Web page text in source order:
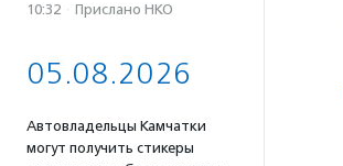
10:32 · Прислано НКО
05.08.2026
Автовладельцы Камчатки
могут получить стикеры